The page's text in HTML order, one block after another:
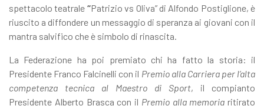
spettacolo teatrale “Patrizio vs Oliva” di Alfondo Postiglione, è
riuscito a diffondere un messaggio di speranza ai giovani con il
mantra salvifico che è simbolo di rinascita.
La Federazione ha poi premiato chi ha fatto la storia: il
Presidente Franco Falcinelli con il Premio alla Carriera per l’alta
competenza tecnica al Maestro di Sport, il compianto
Presidente Alberto Brasca con il Premio alla memoria ritirato